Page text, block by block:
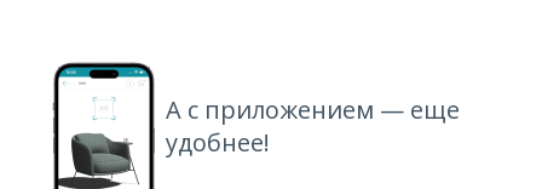
А с приложением — еще
удобнее!